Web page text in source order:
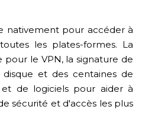
nativement pour accéder à
les plates-formes. La
le VPN, la signature de
et des centaines de
et de logiciels pour aider à
sécurité et d'accès les plus